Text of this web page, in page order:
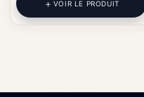
VOIR LE PRODUIT